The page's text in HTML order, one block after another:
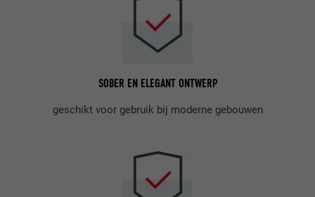
SOBER EN ELEGANT ONTWERP
geschikt voor gebruik bij moderne gebouwen